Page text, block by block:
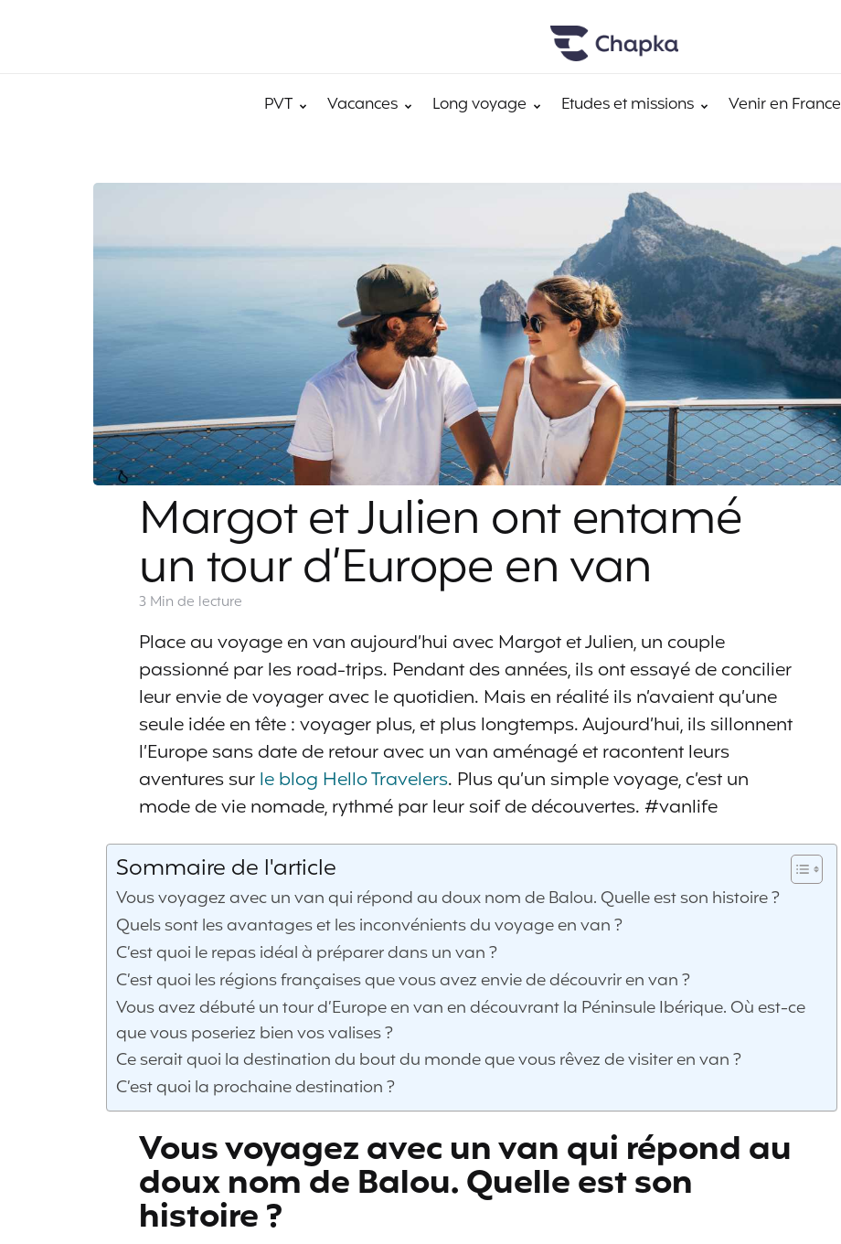
PVT Vacances Long voyage Etudes et missions Venir en France
Margot et Julien ont entamé
un tour d’Europe en van
3 Min de lecture
Place au voyage en van aujourd’hui avec Margot et Julien, un couple
passionné par les road-trips. Pendant des années, ils ont essayé de concilier
leur envie de voyager avec le quotidien. Mais en réalité ils n’avaient qu’une
seule idée en tête : voyager plus, et plus longtemps. Aujourd’hui, ils sillonnent
l’Europe sans date de retour avec un van aménagé et racontent leurs
aventures surle blog Hello Travelers. Plus qu’un simple voyage, c’est un
mode de vie nomade, rythmé par leur soif de découvertes. #vanlife
Sommaire de l'article
Vous voyagez avec un van qui répond au doux nom de Balou. Quelle est son histoire ?
Quels sont les avantages et les inconvénients du voyage en van ?
C’est quoi le repas idéal à préparer dans un van ?
C’est quoi les régions françaises que vous avez envie de découvrir en van ?
Vous avez débuté un tour d’Europe en van en découvrant la Péninsule Ibérique. Où est-ce
que vous poseriez bien vos valises ?
Ce serait quoi la destination du bout du monde que vous rêvez de visiter en van ?
C’est quoi la prochaine destination ?
Vous voyagez avec un van qui répond au
doux nom de Balou. Quelle est son
histoire ?